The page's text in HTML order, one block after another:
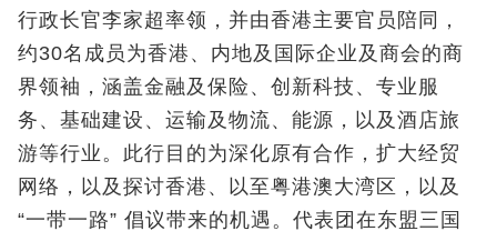
行政长官李家超率领，并由香港主要官员陪同，
约30名成员为香港、内地及国际企业及商会的商
界领袖，涵盖金融及保险、创新科技、专业服
务、基础建设、运输及物流、能源，以及酒店旅
游等行业。此行目的为深化原有合作，扩大经贸
网络，以及探讨香港、以至粤港澳大湾区，以及
“一带一路” 倡议带来的机遇。代表团在东盟三国